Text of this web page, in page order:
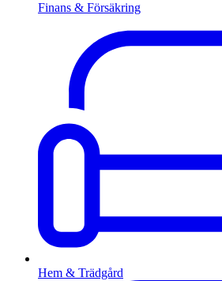
Finans & Försäkring
Hem & Trädgård